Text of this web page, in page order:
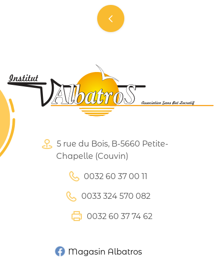
5 rue du Bois, B-5660 Petite-
Chapelle (Couvin)
0032 60 37 00 11
0033 324 570 082
0032 60 37 74 62
Magasin Albatros